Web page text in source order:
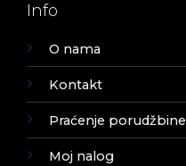
Info
O nama
Kontakt
Praćenje porudžbine
Moj nalog